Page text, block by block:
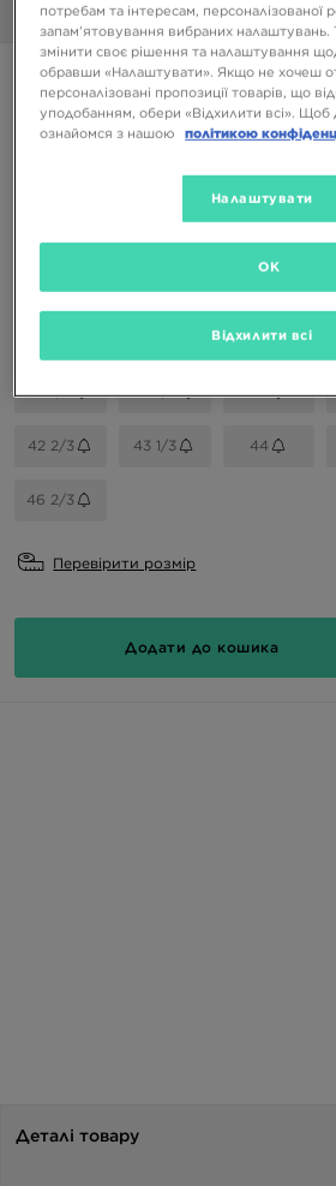
Фото
ADIDAS CAMPUS 00S
2799 ГРН
37 1/3 38 2/3 40
42 2/3 43 1/3 44
46 2/3
Перевірити розмір
Додати до кошика
Деталі товару
потребам та інтересам, персоналізованої
запам’ятовування вибраних
змінити своє рішення та налаштування
обравши «Налаштувати». Якщо не хочеш
персоналізовані пропозиції товарів, що
уподобанням, обери «Відхилити всі». Щоб
ознайомся з нашою
політикою
Налаштувати
Відхилити всі
OK